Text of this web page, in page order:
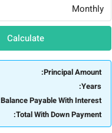
Monthly
Calculate
Principal Amount:
Years:
Balance Payable With Interest:
Total With Down Payment: